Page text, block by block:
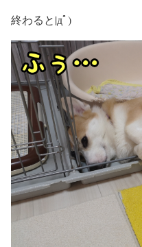
終わると|дﾟ)